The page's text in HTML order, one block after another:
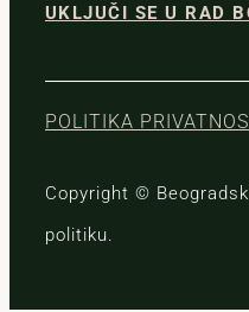
UKLJUČI SE U RAD
POLITIKA
Copyright ©
politiku.